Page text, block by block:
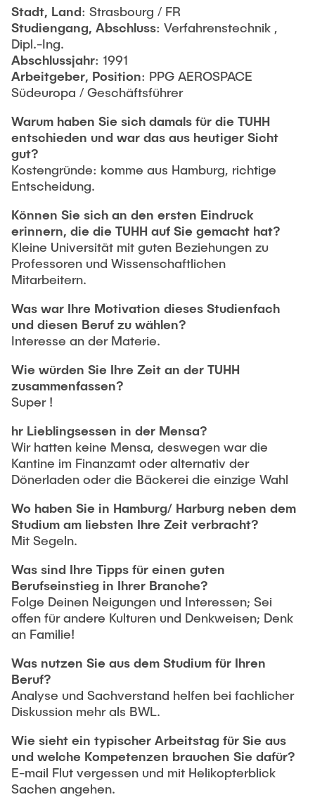
Stadt, Land: Strasbourg / FR
Studiengang, Abschluss: Verfahrenstechnik ,
Dipl.-Ing.
Abschlussjahr: 1991
Arbeitgeber, Position: PPG AEROSPACE
Südeuropa / Geschäftsführer
Warum haben Sie sich damals für die TUHH
entschieden und war das aus heutiger Sicht
gut?
Kostengründe: komme aus Hamburg, richtige
Entscheidung.
Können Sie sich an den ersten Eindruck
erinnern, die die TUHH auf Sie gemacht hat?
Kleine Universität mit guten Beziehungen zu
Professoren und Wissenschaftlichen
Mitarbeitern.
Was war Ihre Motivation dieses Studienfach
und diesen Beruf zu wählen?
Interesse an der Materie.
Wie würden Sie Ihre Zeit an der TUHH
zusammenfassen?
Super !
hr Lieblingsessen in der Mensa?
Wir hatten keine Mensa, deswegen war die
Kantine im Finanzamt oder alternativ der
Dönerladen oder die Bäckerei die einzige Wahl
Wo haben Sie in Hamburg/ Harburg neben dem
Studium am liebsten Ihre Zeit verbracht?
Mit Segeln.
Was sind Ihre Tipps für einen guten
Berufseinstieg in Ihrer Branche?
Folge Deinen Neigungen und Interessen; Sei
offen für andere Kulturen und Denkweisen; Denk
an Familie!
Was nutzen Sie aus dem Studium für Ihren
Beruf?
Analyse und Sachverstand helfen bei fachlicher
Diskussion mehr als BWL.
Wie sieht ein typischer Arbeitstag für Sie aus
und welche Kompetenzen brauchen Sie dafür?
E-mail Flut vergessen und mit Helikopterblick
Sachen angehen.